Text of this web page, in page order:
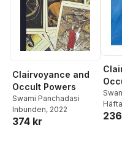
Clairvoyance and
Occult Powers
Swami Panchadasi
Inbunden, 2022
374 kr